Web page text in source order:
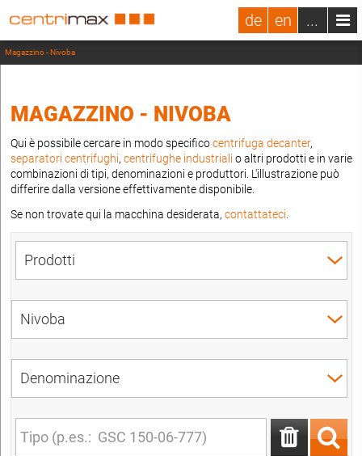
de en ...
Magazzino - Nivoba
MAGAZZINO - NIVOBA
Qui è possibile cercare in modo specificocentrifuga decanter,
separatori centrifughi, centrifughe industriali o altri prodotti e in varie
combinazioni di tipi, denominazioni e produttori. L'illustrazione può
differire dalla versione effettivamente disponibile.
Se non trovate qui la macchina desiderata, contattateci